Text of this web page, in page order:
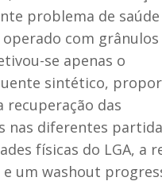
problema de saúde
operado com grânulos
se apenas o
sintético,
recuperação das
nas diferentes
físicas do LGA, a
um washout